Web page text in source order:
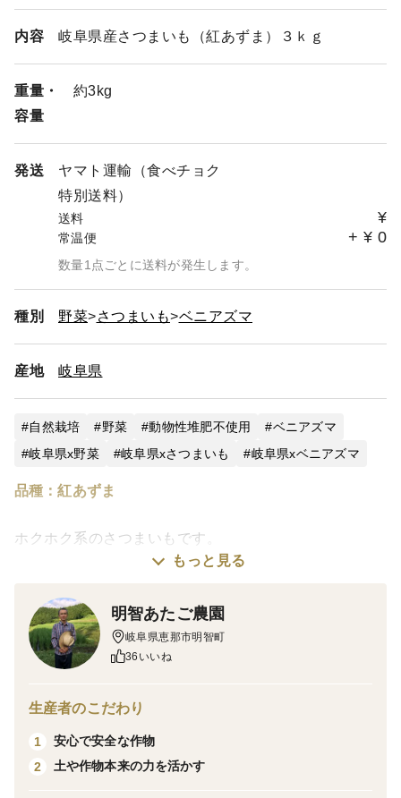
内容 岐阜県産さつまいも（紅あずま）３ｋｇ
重量・
容量
約3kg
発送
ヤマト運輸（食べチョク
特別送料）
送料 ¥
常温便 + ¥ 0
数量1点ごとに送料が発生します。
種別 野菜 さつまいも ベニアズマ
産地 岐阜県
自然栽培 野菜 動物性堆肥不使用
ベニアズマ
岐阜県x野菜
岐阜県xさつまいも 岐阜県xベニアズマ
品種：紅あずま
ホクホク系のさつまいもです。
程よい甘さと、さつまいも特有の風味、旨味をしっかり
収穫当初はホクホクとした食感が強いですが、収穫後1
カ月程度以上経つと熟成が進み、ホクホクからややねっ
とりとした食感に変化し、甘さが増します。
体としてやや小ぶりのものが多いですが、甘味と旨味が
例年以上に濃くなっています。
もっと見る
明智あたご農園
岐阜県恵那市明智町
36いいね
生産者のこだわり
1
安心で安全な作物
2
土や作物本来の力を活かす